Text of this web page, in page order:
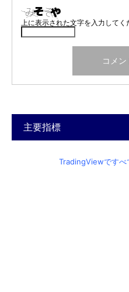
上に表示された文字を入力してく
主要指標
TradingViewですべ